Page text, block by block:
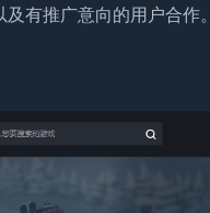
有推广意向的用户合作。